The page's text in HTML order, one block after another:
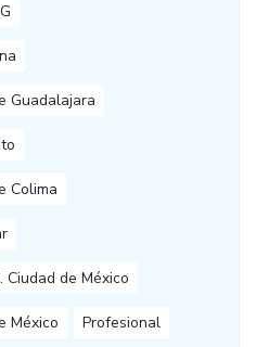
Guadalajara
Colima
Ciudad de México
México Profesional